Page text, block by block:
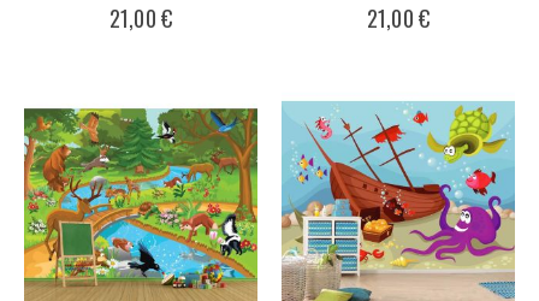
21,00 € 21,00 €